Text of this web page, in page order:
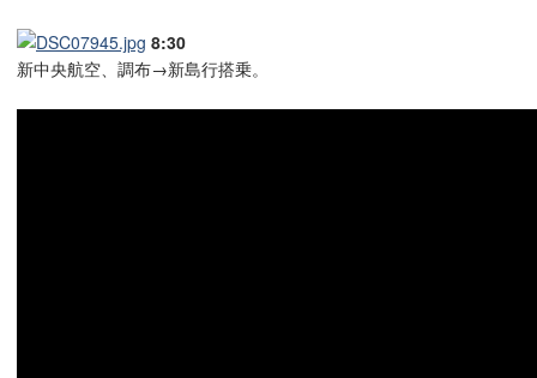
8:30
新中央航空、調布→新島行搭乗。